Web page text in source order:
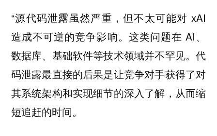
“源代码泄露虽然严重，但不太可能对 xAI
造成不可逆的竞争影响。这类问题在 AI、
数据库、基础软件等技术领域并不罕见。代
码泄露最直接的后果是让竞争对手获得了对
其系统架构和实现细节的深入了解，从而缩
短追赶的时间。